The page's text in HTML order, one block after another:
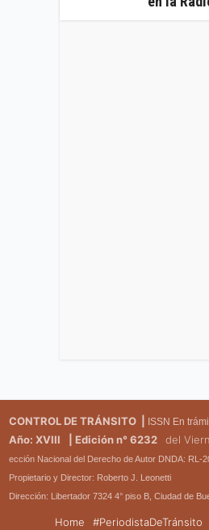
CONTROL DE TRÁNSITO | ISSN En
Año: XVIII | Edición n° 6232 del
ección Nacional del Derecho de Autor DNDA: RL-
Propietario y Director: Roberto J. Leonetti
Dirección: Libertador 7324 4° piso B, Ciudad de
Home #PeriodistaDeTránsito